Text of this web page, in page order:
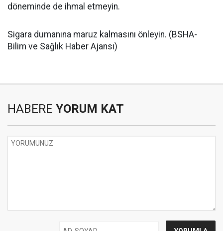
döneminde de ihmal etmeyin.
Sigara dumanına maruz kalmasını önleyin. (BSHA-
Bilim ve Sağlık Haber Ajansı)
HABERE YORUM KAT